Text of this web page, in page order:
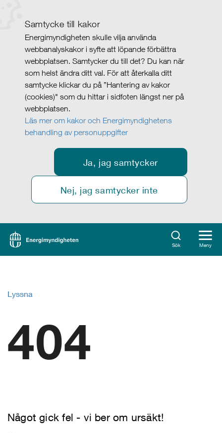
Samtycke till kakor
Energimyndigheten skulle vilja använda
webbanalyskakor i syfte att löpande förbättra
webbplatsen. Samtycker du till det? Du kan när
som helst ändra ditt val. För att återkalla ditt
samtycke klickar du på ”Hantering av kakor
(cookies)" som du hittar i sidfoten längst ner på
webbplatsen.
Läs mer om kakor och Energimyndighetens
behandling av personuppgifter
Ja, jag samtycker
Nej, jag samtycker inte
Sök Meny
Lyssna
404
Något gick fel - vi ber om ursäkt!